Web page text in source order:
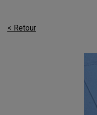
< Retour